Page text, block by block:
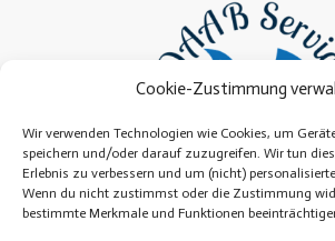
Cookie-Zustimmung
Wir verwenden Technologien wie Cookies, um
speichern und/oder darauf zuzugreifen. Wir tun
Erlebnis zu verbessern und um (nicht)
Wenn du nicht zustimmst oder die Zustimmung
bestimmte Merkmale und Funktionen